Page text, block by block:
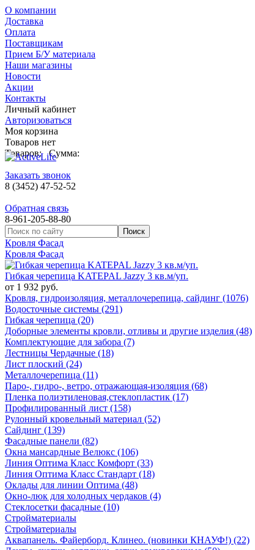
О компании
Доставка
Оплата
Поставщикам
Прием Б/У материала
Наши магазины
Новости
Акции
Контакты
Личный кабинет
Авторизоваться
Моя корзина
Товаров нет
Товаров: Сумма:
Заказать звонок
8 (3452) 47-52-52
Обратная связь
8-961-205-88-80
Кровля Фасад
Кровля Фасад
Гибкая черепица KATEPAL Jazzy 3 кв.м/уп.
от 1 932 руб.
Кровля, гидроизоляция, металлочерепица, сайдинг (1076)
Водосточные системы (291)
Гибкая черепица (20)
Доборные элементы кровли, отливы и другие изделия (48)
Комплектующие для забора (7)
Лестницы Чердачные (18)
Лист плоский (24)
Металлочерепица (11)
Паро-, гидро-, ветро, отражающая-изоляция (68)
Пленка полиэтиленовая,стеклопластик (17)
Профилированный лист (158)
Рулонный кровельный материал (52)
Сайдинг (139)
Фасадные панели (82)
Окна мансардные Велюкс (106)
Линия Оптима Класс Комфорт (33)
Линия Оптима Класс Стандарт (18)
Оклады для линии Оптима (48)
Окно-люк для холодных чердаков (4)
Стеклосетки фасадные (10)
Стройматериалы
Стройматериалы
Аквапанель. Файерборд. Клинео. (новинки КНАУФ!) (22)